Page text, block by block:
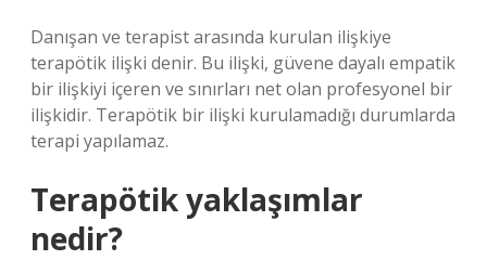
Danışan ve terapist arasında kurulan ilişkiye
terapötik ilişki denir. Bu ilişki, güvene dayalı empatik
bir ilişkiyi içeren ve sınırları net olan profesyonel bir
ilişkidir. Terapötik bir ilişki kurulamadığı durumlarda
terapi yapılamaz.
Terapötik yaklaşımlar
nedir?